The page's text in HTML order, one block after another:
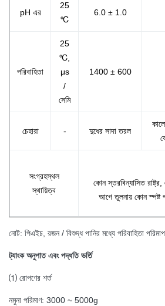
pH এর
25
℃
6.0 ± 1.0
পরিবাহিতা
25
℃,
μs
/
সেমি
1400 ± 600
চেহারা - দুধের সাদা তরল
সংগ্রহস্থল
স্থায়িত্ব
কোন স্তরবিন্যাসিত
আগে তুলনায় কোন স্পষ্ট
নোট: পিএইচ, রজন / বিশুদ্ধ পানির মধ্যে পরিবাহিতা
ট্যাংক অনুপাত এবং পদ্ধতি ভর্তি
⑴ রোপণের শর্ত
নমুনা পরিমাণ: 3000 ~ 5000g